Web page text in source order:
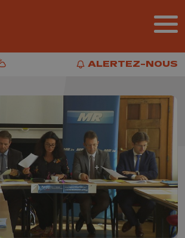
ALERTEZ-NOUS
ALERTEZ-NOUS
Météo